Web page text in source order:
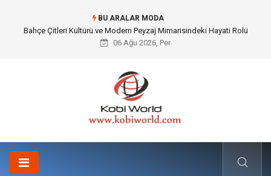
BU ARALAR MODA
Komple Tır Taşımacılığı İle Kesintisiz ve Güvenli Lojistik Çözümleri
06 Ağu 2026, Per